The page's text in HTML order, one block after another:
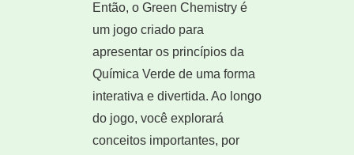
Então, o Green Chemistry é
um jogo criado para
apresentar os princípios da
Química Verde de uma forma
interativa e divertida. Ao longo
do jogo, você explorará
conceitos importantes, por